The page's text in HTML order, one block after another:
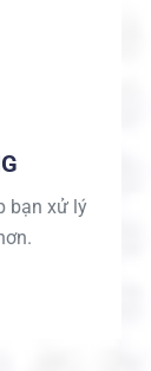
bạn xử lý